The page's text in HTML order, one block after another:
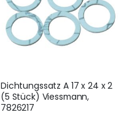
Dichtungssatz A 17 x 24 x 2
(5 Stück) Viessmann,
7826217